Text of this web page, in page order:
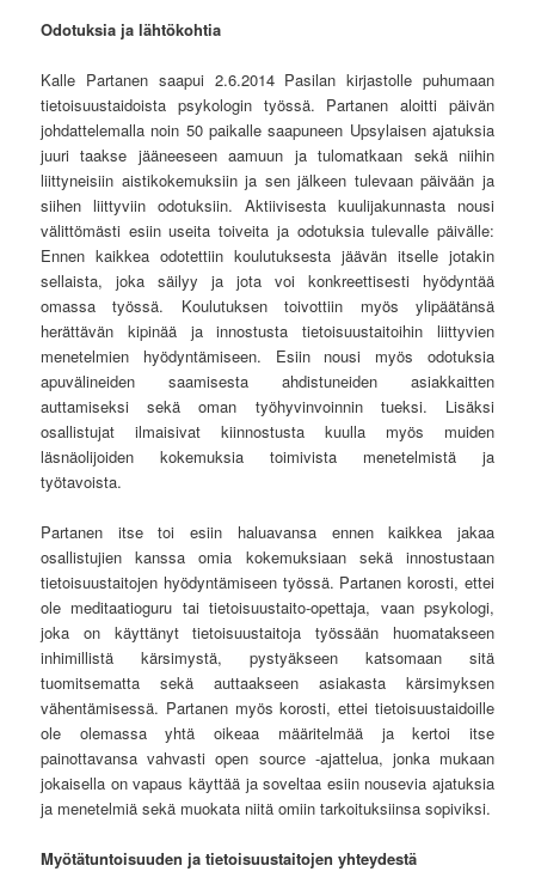
Odotuksia ja lähtökohtia
Kalle Partanen saapui 2.6.2014 Pasilan kirjastolle puhumaan
tietoisuustaidoista psykologin työssä. Partanen aloitti päivän
johdattelemalla noin 50 paikalle saapuneen Upsylaisen ajatuksia
juuri taakse jääneeseen aamuun ja tulomatkaan sekä niihin
liittyneisiin aistikokemuksiin ja sen jälkeen tulevaan päivään ja
siihen liittyviin odotuksiin. Aktiivisesta kuulijakunnasta nousi
välittömästi esiin useita toiveita ja odotuksia tulevalle päivälle:
Ennen kaikkea odotettiin koulutuksesta jäävän itselle jotakin
sellaista, joka säilyy ja jota voi konkreettisesti hyödyntää
omassa työssä. Koulutuksen toivottiin myös ylipäätänsä
herättävän kipinää ja innostusta tietoisuustaitoihin liittyvien
menetelmien hyödyntämiseen. Esiin nousi myös odotuksia
apuvälineiden saamisesta ahdistuneiden asiakkaitten
auttamiseksi sekä oman työhyvinvoinnin tueksi. Lisäksi
osallistujat ilmaisivat kiinnostusta kuulla myös muiden
läsnäolijoiden kokemuksia toimivista menetelmistä ja
työtavoista.
Partanen itse toi esiin haluavansa ennen kaikkea jakaa
osallistujien kanssa omia kokemuksiaan sekä innostustaan
tietoisuustaitojen hyödyntämiseen työssä. Partanen korosti, ettei
ole meditaatioguru tai tietoisuustaito-opettaja, vaan psykologi,
joka on käyttänyt tietoisuustaitoja työssään huomatakseen
inhimillistä kärsimystä, pystyäkseen katsomaan sitä
tuomitsematta sekä auttaakseen asiakasta kärsimyksen
vähentämisessä. Partanen myös korosti, ettei tietoisuustaidoille
ole olemassa yhtä oikeaa määritelmää ja kertoi itse
painottavansa vahvasti open source -ajattelua, jonka mukaan
jokaisella on vapaus käyttää ja soveltaa esiin nousevia ajatuksia
ja menetelmiä sekä muokata niitä omiin tarkoituksiinsa sopiviksi.
Myötätuntoisuuden ja tietoisuustaitojen yhteydestä